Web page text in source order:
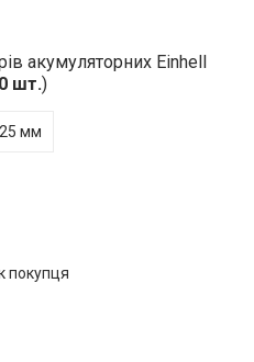
акумуляторних Einhell
шт.)
мм
покупця